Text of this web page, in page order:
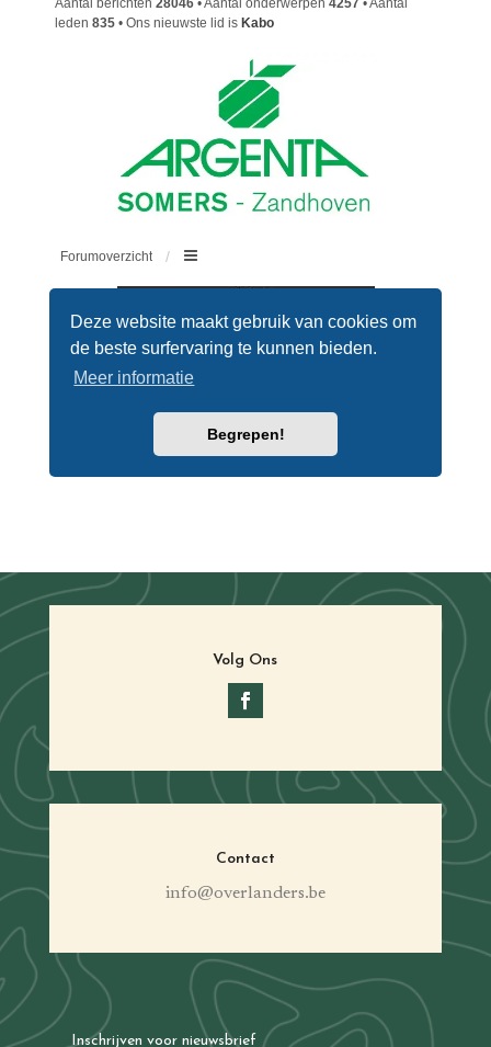
Volg Ons
Contact
info@overlanders.be
Inschrijven voor nieuwsbrief